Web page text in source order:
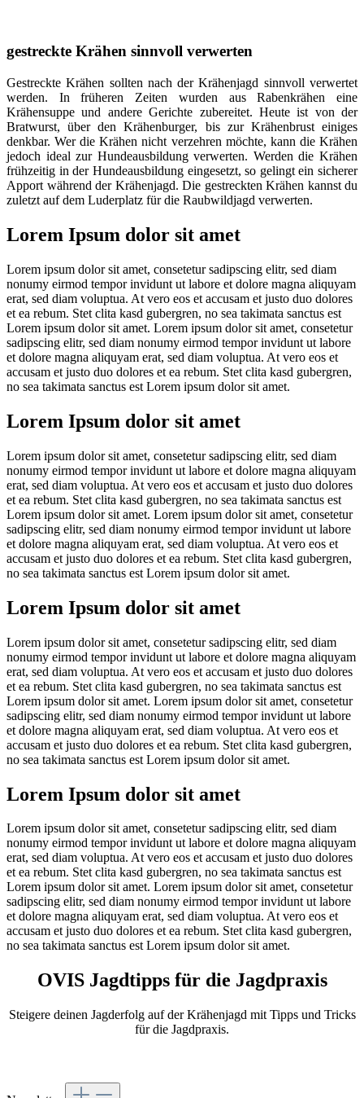
gestreckte Krähen sinnvoll verwerten
Gestreckte Krähen sollten nach der Krähenjagd sinnvoll verwertet
werden. In früheren Zeiten wurden aus Rabenkrähen eine
Krähensuppe und andere Gerichte zubereitet. Heute ist von der
Bratwurst, über den Krähenburger, bis zur Krähenbrust einiges
denkbar. Wer die Krähen nicht verzehren möchte, kann die Krähen
jedoch ideal zur Hundeausbildung verwerten. Werden die Krähen
frühzeitig in der Hundeausbildung eingesetzt, so gelingt ein sicherer
Apport während der Krähenjagd. Die gestreckten Krähen kannst du
zuletzt auf dem Luderplatz für die Raubwildjagd verwerten.
Lorem Ipsum dolor sit amet
Lorem ipsum dolor sit amet, consetetur sadipscing elitr, sed diam
nonumy eirmod tempor invidunt ut labore et dolore magna aliquyam
erat, sed diam voluptua. At vero eos et accusam et justo duo dolores
et ea rebum. Stet clita kasd gubergren, no sea takimata sanctus est
Lorem ipsum dolor sit amet. Lorem ipsum dolor sit amet, consetetur
sadipscing elitr, sed diam nonumy eirmod tempor invidunt ut labore
et dolore magna aliquyam erat, sed diam voluptua. At vero eos et
accusam et justo duo dolores et ea rebum. Stet clita kasd gubergren,
no sea takimata sanctus est Lorem ipsum dolor sit amet.
Lorem Ipsum dolor sit amet
Lorem ipsum dolor sit amet, consetetur sadipscing elitr, sed diam
nonumy eirmod tempor invidunt ut labore et dolore magna aliquyam
erat, sed diam voluptua. At vero eos et accusam et justo duo dolores
et ea rebum. Stet clita kasd gubergren, no sea takimata sanctus est
Lorem ipsum dolor sit amet. Lorem ipsum dolor sit amet, consetetur
sadipscing elitr, sed diam nonumy eirmod tempor invidunt ut labore
et dolore magna aliquyam erat, sed diam voluptua. At vero eos et
accusam et justo duo dolores et ea rebum. Stet clita kasd gubergren,
no sea takimata sanctus est Lorem ipsum dolor sit amet.
Lorem Ipsum dolor sit amet
Lorem ipsum dolor sit amet, consetetur sadipscing elitr, sed diam
nonumy eirmod tempor invidunt ut labore et dolore magna aliquyam
erat, sed diam voluptua. At vero eos et accusam et justo duo dolores
et ea rebum. Stet clita kasd gubergren, no sea takimata sanctus est
Lorem ipsum dolor sit amet. Lorem ipsum dolor sit amet, consetetur
sadipscing elitr, sed diam nonumy eirmod tempor invidunt ut labore
et dolore magna aliquyam erat, sed diam voluptua. At vero eos et
accusam et justo duo dolores et ea rebum. Stet clita kasd gubergren,
no sea takimata sanctus est Lorem ipsum dolor sit amet.
Lorem Ipsum dolor sit amet
Lorem ipsum dolor sit amet, consetetur sadipscing elitr, sed diam
nonumy eirmod tempor invidunt ut labore et dolore magna aliquyam
erat, sed diam voluptua. At vero eos et accusam et justo duo dolores
et ea rebum. Stet clita kasd gubergren, no sea takimata sanctus est
Lorem ipsum dolor sit amet. Lorem ipsum dolor sit amet, consetetur
sadipscing elitr, sed diam nonumy eirmod tempor invidunt ut labore
et dolore magna aliquyam erat, sed diam voluptua. At vero eos et
accusam et justo duo dolores et ea rebum. Stet clita kasd gubergren,
no sea takimata sanctus est Lorem ipsum dolor sit amet.
OVIS Jagdtipps für die Jagdpraxis
Steigere deinen Jagderfolg auf der Krähenjagd mit Tipps und Tricks
für die Jagdpraxis.